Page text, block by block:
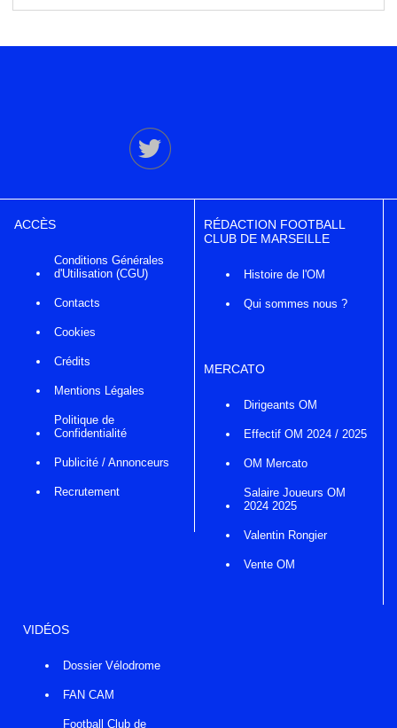
ACCÈS
Conditions Générales
d'Utilisation (CGU)
Contacts
Cookies
Crédits
Mentions Légales
Politique de
Confidentialité
Publicité / Annonceurs
Recrutement
RÉDACTION FOOTBALL
CLUB DE MARSEILLE
Histoire de l'OM
Qui sommes nous ?
MERCATO
Dirigeants OM
Effectif OM 2024 / 2025
OM Mercato
Salaire Joueurs OM
2024 2025
Valentin Rongier
Vente OM
VIDÉOS
Dossier Vélodrome
FAN CAM
Football Club de